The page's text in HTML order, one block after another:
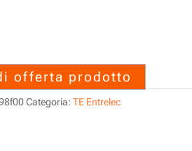
offerta prodotto
Categoria: TE Entrelec